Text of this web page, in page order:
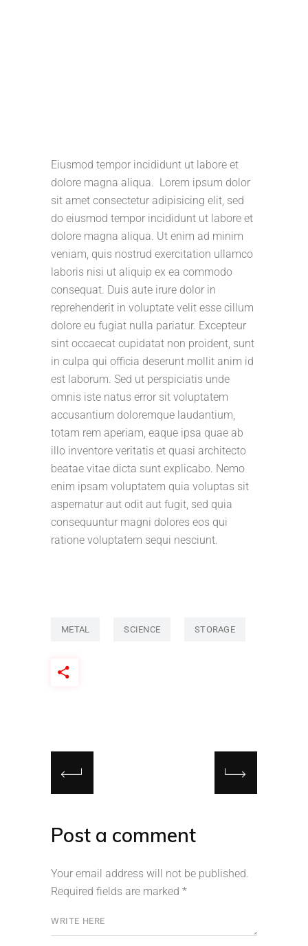
Eiusmod tempor incididunt ut labore et
dolore magna aliqua. Lorem ipsum dolor
sit amet consectetur adipisicing elit, sed
do eiusmod tempor incididunt ut labore et
dolore magna aliqua. Ut enim ad minim
veniam, quis nostrud exercitation ullamco
laboris nisi ut aliquip ex ea commodo
consequat. Duis aute irure dolor in
reprehenderit in voluptate velit esse cillum
dolore eu fugiat nulla pariatur. Excepteur
sint occaecat cupidatat non proident, sunt
in culpa qui officia deserunt mollit anim id
est laborum. Sed ut perspiciatis unde
omnis iste natus error sit voluptatem
accusantium doloremque laudantium,
totam rem aperiam, eaque ipsa quae ab
illo inventore veritatis et quasi architecto
beatae vitae dicta sunt explicabo. Nemo
enim ipsam voluptatem quia voluptas sit
aspernatur aut odit aut fugit, sed quia
consequuntur magni dolores eos qui
ratione voluptatem sequi nesciunt.
METAL SCIENCE STORAGE
Post a comment
Your email address will not be published.
Required fields are marked *